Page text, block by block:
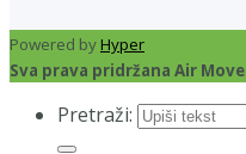
Powered byHyper
Sva prava pridržana Air
Pretraži: